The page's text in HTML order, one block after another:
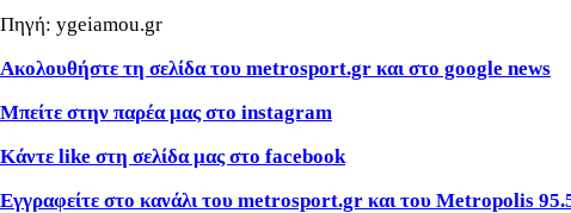
Πηγή: ygeiamou.gr
Ακολουθήστε τη σελίδα του metrosport.gr και στο google news
Μπείτε στην παρέα μας στο instagram
Κάντε like στη σελίδα μας στο facebook
Εγγραφείτε στο κανάλι του metrosport.gr και του Metropolis